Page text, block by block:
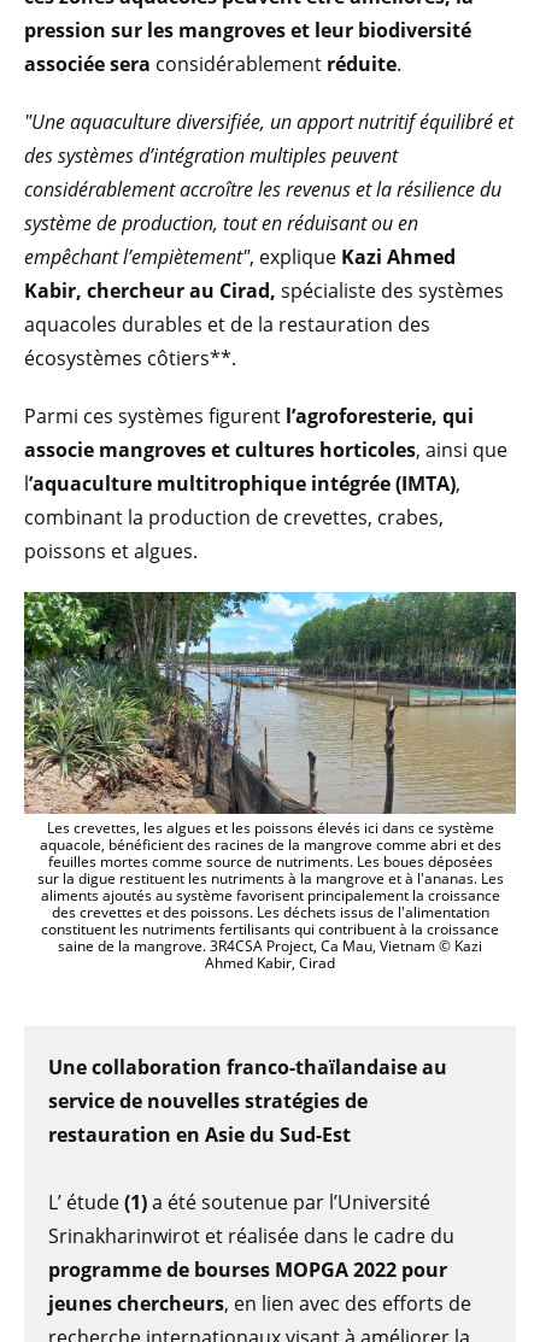
pression sur les mangroves et leur biodiversité
associée sera considérablement réduite.
"Une aquaculture diversifiée, un apport nutritif équilibré et
des systèmes d’intégration multiples peuvent
considérablement accroître les revenus et la résilience du
système de production, tout en réduisant ou en
empêchant l’empiètement", explique Kazi Ahmed
Kabir, chercheur au Cirad, spécialiste des systèmes
aquacoles durables et de la restauration des
écosystèmes côtiers**.
Parmi ces systèmes figurent l’agroforesterie, qui
associe mangroves et cultures horticoles, ainsi que
l’aquaculture multitrophique intégrée (IMTA),
combinant la production de crevettes, crabes,
poissons et algues.
Les crevettes, les algues et les poissons élevés ici dans ce système
aquacole, bénéficient des racines de la mangrove comme abri et des
feuilles mortes comme source de nutriments. Les boues déposées
sur la digue restituent les nutriments à la mangrove et à l'ananas. Les
aliments ajoutés au système favorisent principalement la croissance
des crevettes et des poissons. Les déchets issus de l'alimentation
constituent les nutriments fertilisants qui contribuent à la croissance
saine de la mangrove. 3R4CSA Project, Ca Mau, Vietnam © Kazi
Ahmed Kabir, Cirad
Une collaboration franco-thaïlandaise au
service de nouvelles stratégies de
restauration en Asie du Sud-Est
L’ étude(1)a été soutenue par l’Université
Srinakharinwirot et réalisée dans le cadre du
programme de bourses MOPGA 2022 pour
jeunes chercheurs, en lien avec des efforts de